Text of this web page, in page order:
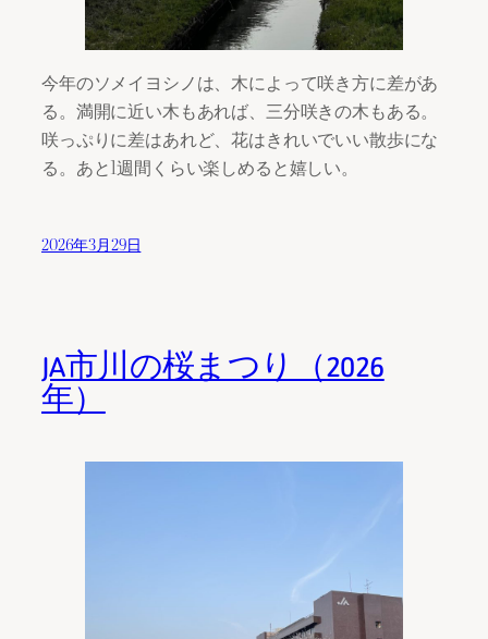
今年のソメイヨシノは、木によって咲き方に差があ
る。満開に近い木もあれば、三分咲きの木もある。
咲っぷりに差はあれど、花はきれいでいい散歩にな
る。あと1週間くらい楽しめると嬉しい。
2026年3月29日
JA市川の桜まつり（2026
年）